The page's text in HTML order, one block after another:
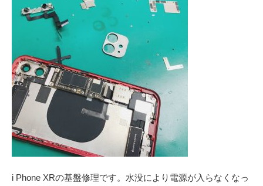
i Phone XRの基盤修理です。水没により電源が入らなくなっ